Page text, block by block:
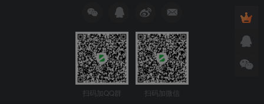
扫码加QQ群 扫码加微信